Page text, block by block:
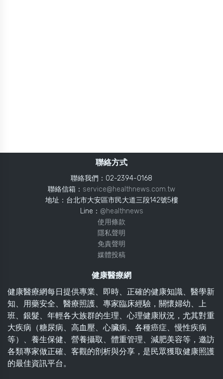
聯絡方式
聯絡我們：02-2394-0168
聯絡信箱： service@healthnews.com.tw
地址：台北市大安區市民大道三段142號5樓
Line： @healthnews
使用條款
隱私聲明
免責聲明
媒體投稿
健康醫療網
健康醫療網每日提供專業、即時、正確的健康知識、醫學新
知、用藥安全、醫療照護、專家臨床經驗，關懷婦幼、上
班、銀髮、年輕各大族群的生理、心理健康狀況，尤其對重
大疾病（糖尿病、高血壓、心臟病、各種癌症、慢性疾病
等）、養生保健、營養攝取、體重管理、減肥美容等，邀訪
各類專家做正確、客觀的剖析與分享，是民眾獲取健康照護
的最佳資訊平台。